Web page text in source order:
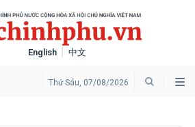
English 中文
Thứ Sáu, 07/08/2026